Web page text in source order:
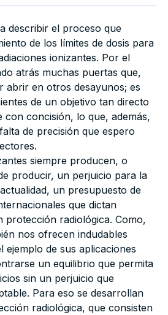
describir el proceso que
de los límites de dosis para
ionizantes. Por el
atrás muchas puertas que,
abrir en otros desayunos; es
de un objetivo tan directo
con concisión, lo que, además,
de precisión que espero
siempre producen, o
producir, un perjuicio para la
un presupuesto de
que dictan
protección radiológica. Como,
nos ofrecen indudables
ejemplo de sus aplicaciones
un equilibrio que permita
sin un perjuicio que
Para eso se desarrollan
radiológica, que consisten